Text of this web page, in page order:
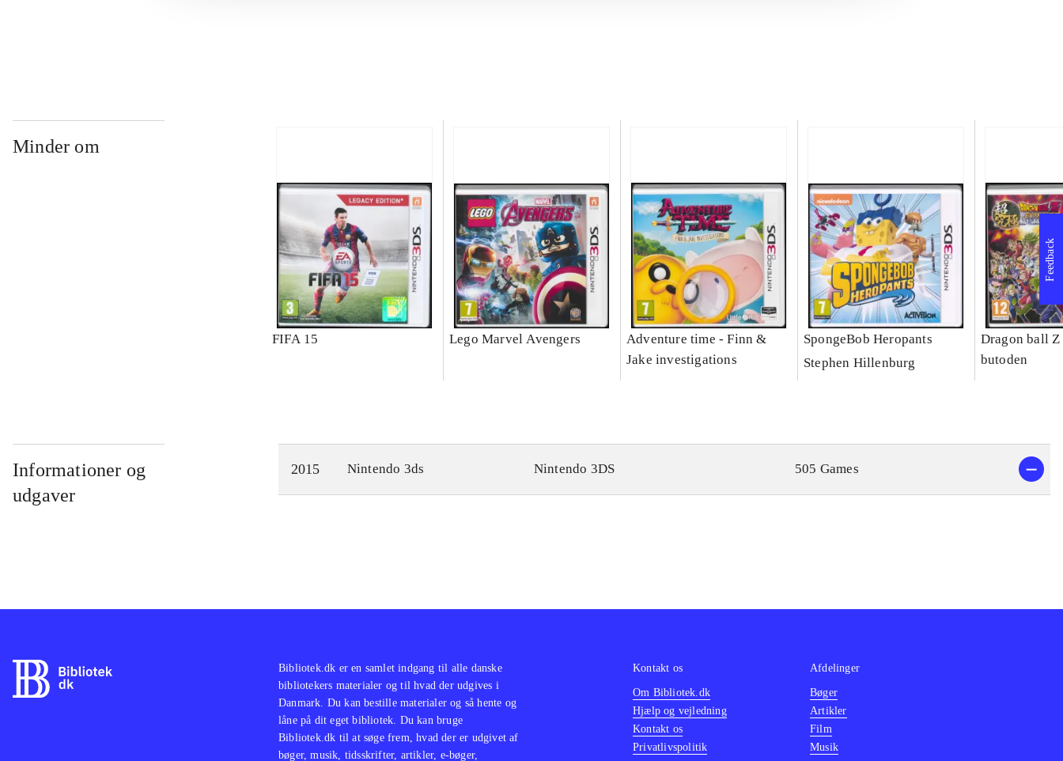
Minder om
FIFA 15 Lego Marvel Avengers
Adventure time - Finn &
Jake investigations
SpongeBob Heropants
Stephen Hillenburg
Dragon ball Z
butoden
Informationer og
udgaver
2015 Nintendo 3ds Nintendo 3DS 505 Games
Feedback
Bibliotek.dk er en samlet indgang til alle danske
bibliotekers materialer og til hvad der udgives i
Danmark. Du kan bestille materialer og så hente og
låne på dit eget bibliotek. Du kan bruge
Bibliotek.dk til at søge frem, hvad der er udgivet af
bøger, musik, tidsskrifter, artikler, e-bøger,
Kontakt os
Om Bibliotek.dk
Hjælp og vejledning
Kontakt os
Privatlivspolitik
Afdelinger
Bøger
Artikler
Film
Musik